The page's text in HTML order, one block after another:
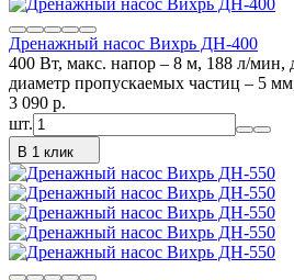
Дренажный насос Вихрь ДН-400
400 Вт, макс. напор – 8 м, 188 л/мин,
диаметр пропускаемых частиц – 5
3 090 p.
шт.
В 1 клик